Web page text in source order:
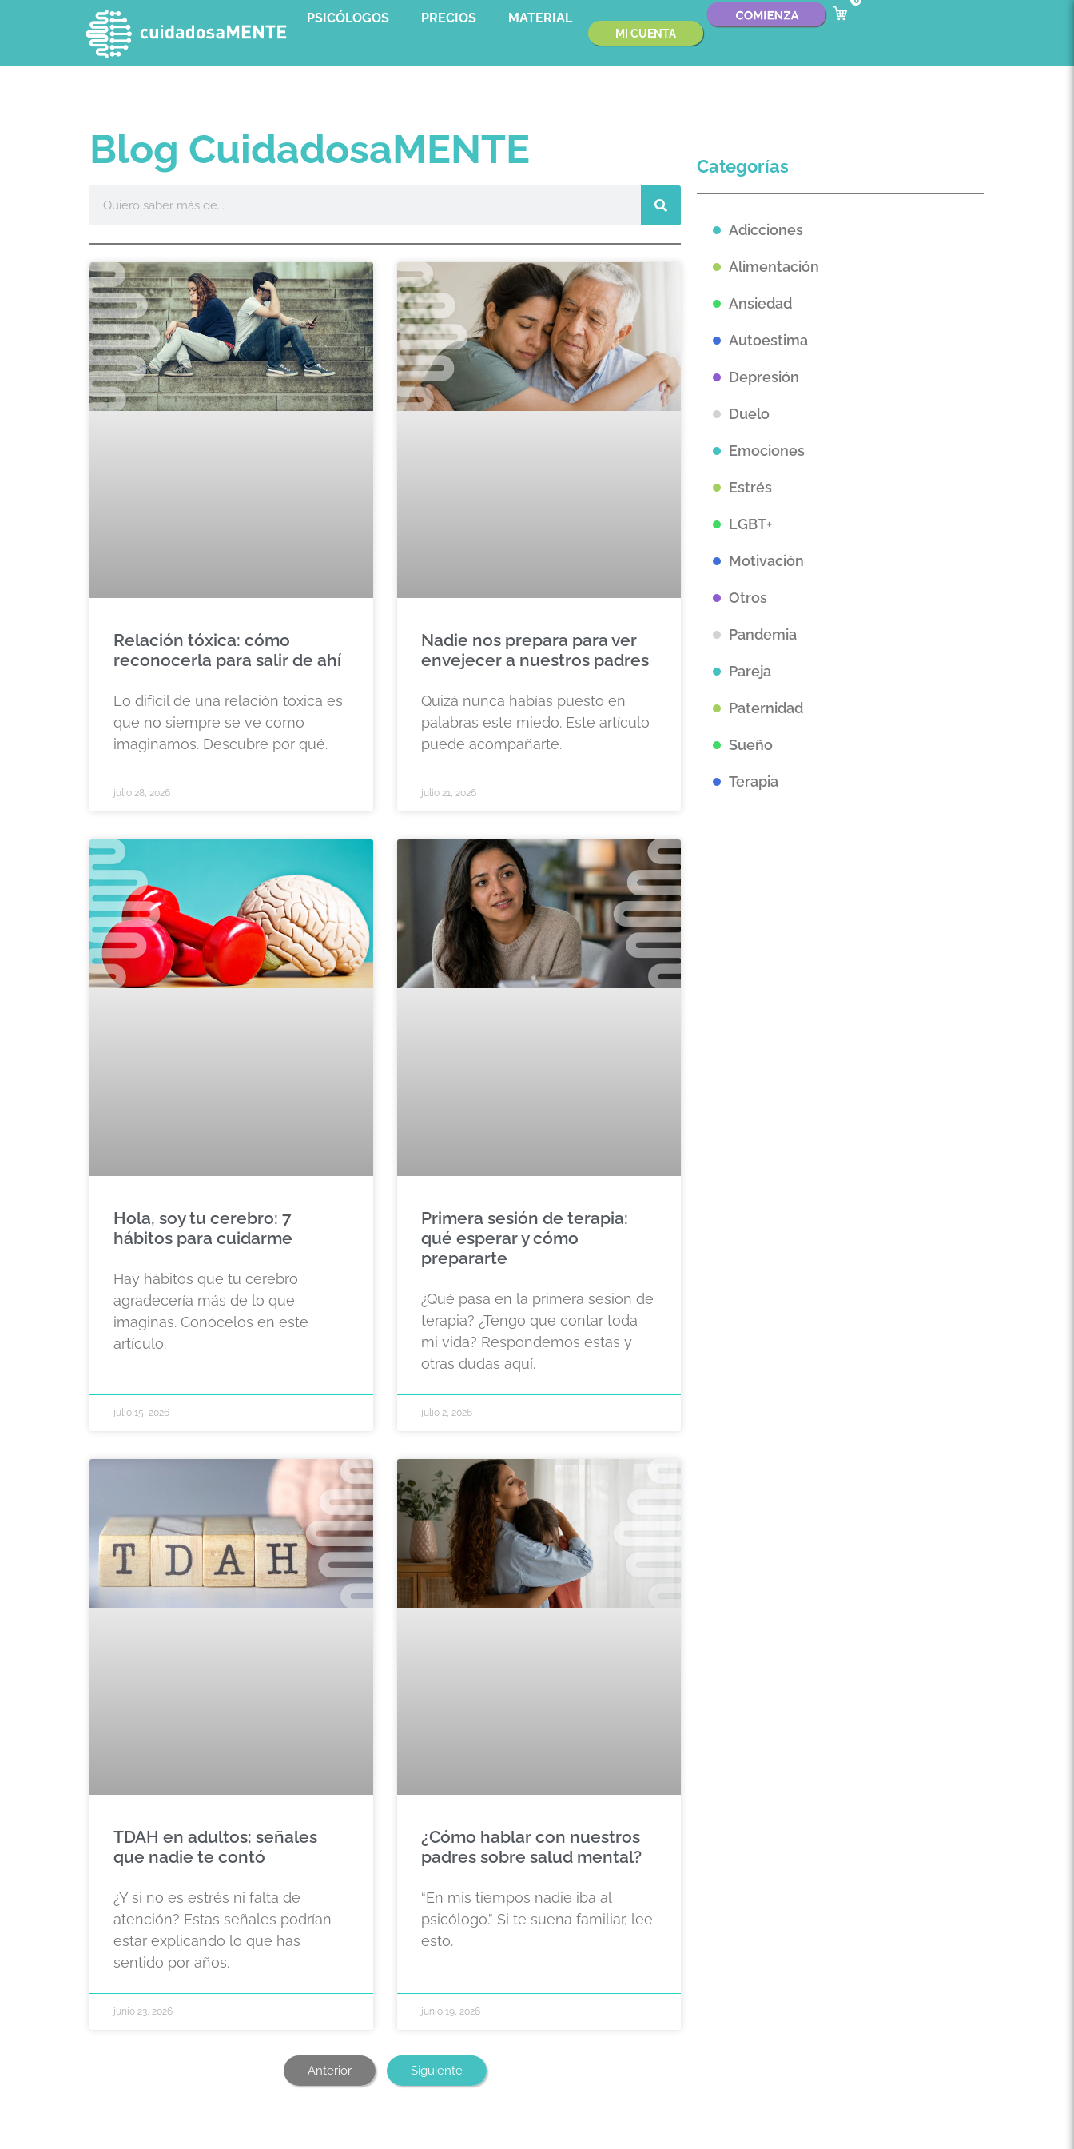
PSICÓLOGOS PRECIOS MATERIAL
MI CUENTA
Blog CuidadosaMENTE
Relación tóxica: cómo
reconocerla para salir de ahí
Lo difícil de una relación tóxica es
que no siempre se ve como
imaginamos. Descubre por qué.
julio 28, 2026
Nadie nos prepara para ver
envejecer a nuestros padres
Quizá nunca habías puesto en
palabras este miedo. Este artículo
puede acompañarte.
julio 21, 2026
Hola, soy tu cerebro: 7
hábitos para cuidarme
Hay hábitos que tu cerebro
agradecería más de lo que
imaginas. Conócelos en este
artículo.
julio 15, 2026
Primera sesión de terapia:
qué esperar y cómo
prepararte
¿Qué pasa en la primera sesión de
terapia? ¿Tengo que contar toda
mi vida? Respondemos estas y
otras dudas aquí.
julio 2, 2026
TDAH en adultos: señales
que nadie te contó
¿Y si no es estrés ni falta de
atención? Estas señales podrían
estar explicando lo que has
sentido por años.
junio 23, 2026
¿Cómo hablar con nuestros
padres sobre salud mental?
“En mis tiempos nadie iba al
psicólogo.” Si te suena familiar, lee
esto.
junio 19, 2026
Anterior Siguiente
Categorías
Adicciones
Alimentación
Ansiedad
Autoestima
Depresión
Duelo
Emociones
Estrés
LGBT+
Motivación
Otros
Pandemia
Pareja
Paternidad
Sueño
Terapia